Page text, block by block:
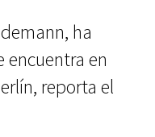
ha
en
reporta el